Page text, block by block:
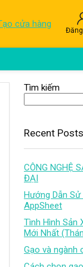
cửa hàng
Tìm kiếm
Recent Posts
CÔNG NGHỆ
ĐẠI
Hướng Dẫn Sử
AppSheet
Tình Hình Sản
Mới Nhất
Gạo và ngành